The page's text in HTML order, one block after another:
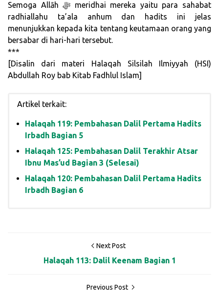
Semoga Allāh ﷻ meridhai mereka yaitu para sahabat
radhiallahu ta’ala anhum dan hadits ini jelas
menunjukkan kepada kita tentang keutamaan orang yang
bersabar di hari-hari tersebut.
***
[Disalin dari materi Halaqah Silsilah Ilmiyyah (HSI)
Abdullah Roy bab Kitab Fadhlul Islam]
Artikel terkait:
Halaqah 119: Pembahasan Dalil Pertama Hadits
Irbadh Bagian 5
Halaqah 125: Pembahasan Dalil Terakhir Atsar
Ibnu Mas’ud Bagian 3 (Selesai)
Halaqah 120: Pembahasan Dalil Pertama Hadits
Irbadh Bagian 6
Next Post
Halaqah 113: Dalil Keenam Bagian 1
Previous Post